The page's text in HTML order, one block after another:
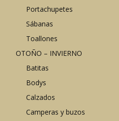
Portachupetes
Sábanas
Toallones
OTOÑO – INVIERNO
Batitas
Bodys
Calzados
Camperas y buzos